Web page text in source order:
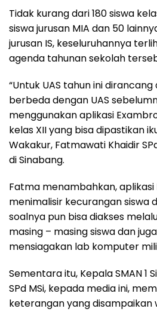
Tidak kurang dari 180 siswa
siswa jurusan MIA dan 50
jurusan IS, keseluruhannya
agenda tahunan sekolah
“Untuk UAS tahun ini
berbeda dengan UAS
menggunakan aplikasi
kelas XII yang bisa dipastikan
Wakakur, Fatmawati Khaidir
di Sinabang.
Fatma menambahkan,
menimalisir kecurangan siswa
soalnya pun bisa diakses
masing – masing siswa dan
mensiagakan lab komputer
Sementara itu, Kepala SMAN 1
SPd MSi, kepada media ini,
keterangan yang disampaikan